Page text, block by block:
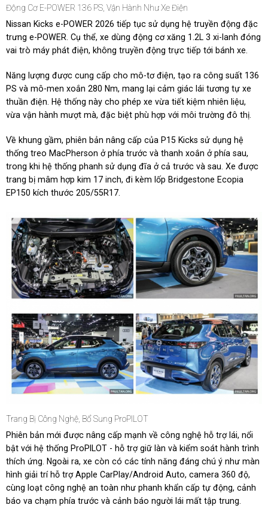
Động Cơ E-POWER 136 PS, Vận Hành Như Xe Điện
Nissan Kicks e-POWER 2026 tiếp tục sử dụng hệ truyền động đặc
trưng e-POWER. Cụ thể, xe dùng động cơ xăng 1.2L 3 xi-lanh đóng
vai trò máy phát điện, không truyền động trực tiếp tới bánh xe.
Năng lượng được cung cấp cho mô-tơ điện, tạo ra công suất 136
PS và mô-men xoắn 280 Nm, mang lại cảm giác lái tương tự xe
thuần điện. Hệ thống này cho phép xe vừa tiết kiệm nhiên liệu,
vừa vận hành mượt mà, đặc biệt phù hợp với môi trường đô thị.
Về khung gầm, phiên bản nâng cấp của P15 Kicks sử dụng hệ
thống treo MacPherson ở phía trước và thanh xoắn ở phía sau,
trong khi hệ thống phanh sử dụng đĩa ở cả trước và sau. Xe được
trang bị mâm hợp kim 17 inch, đi kèm lốp Bridgestone Ecopia
EP150 kích thước 205/55R17.
Trang Bị Công Nghệ, Bổ Sung ProPILOT
Phiên bản mới được nâng cấp mạnh về công nghệ hỗ trợ lái, nổi
bật với hệ thống ProPILOT - hỗ trợ giữ làn và kiểm soát hành trình
thích ứng. Ngoài ra, xe còn có các tính năng đáng chú ý như màn
hình giải trí hỗ trợ Apple CarPlay/Android Auto, camera 360 độ,
cùng loạt công nghệ an toàn như phanh khẩn cấp tự động, cảnh
báo va chạm phía trước và cảnh báo người lái mất tập trung.